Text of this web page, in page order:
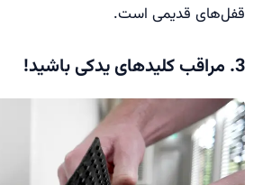
قفل‌های قدیمی است.
3. مراقب کلیدهای یدکی باشید!